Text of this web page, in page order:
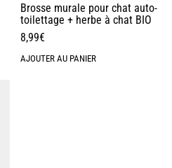
Brosse murale pour chat auto-
toilettage + herbe à chat BIO
8,99€
AJOUTER AU PANIER